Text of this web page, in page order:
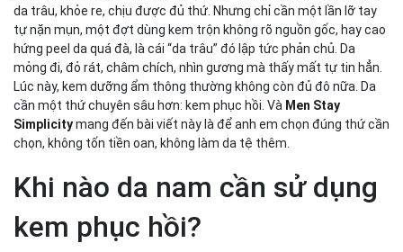
Top 3: Bioderma Cicabio Crème
Top 4: Avene Cicalfate+ Repairing Protective Cream
Top 5: Kiehl’s Ultra Facial Cream
Top 6: Obagi Clinical Kinetin+ Hydrating Cream
Top 7: SkinCeuticals Epidermal Repair
3 lưu ý để quá trình phục hồi da diễn ra nhanh hơn
Tối giản quy trình chăm sóc da
Chống nắng là điều kiện bắt buộc
da trâu, khỏe re, chịu được đủ thứ. Nhưng chỉ cần một lần lỡ tay
tự nặn mụn, một đợt dùng kem trộn không rõ nguồn gốc, hay cao
hứng peel da quá đà, là cái “da trâu” đó lập tức phản chủ. Da
mỏng đi, đỏ rát, châm chích, nhìn gương mà thấy mất tự tin hẳn.
Lúc này, kem dưỡng ẩm thông thường không còn đủ đô nữa. Da
cần một thứ chuyên sâu hơn: kem phục hồi. Và Men Stay
Simplicitymang đến bài viết này là để anh em chọn đúng thứ cần
chọn, không tốn tiền oan, không làm da tệ thêm.
Khi nào da nam cần sử dụng
kem phục hồi?